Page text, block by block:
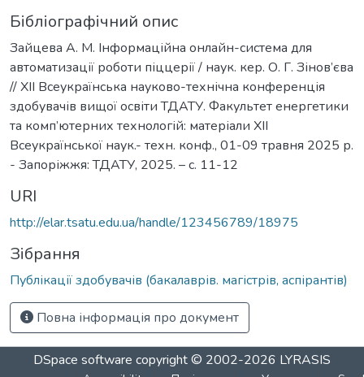
Бібліографічний опис
Зайцева А. М. Інформаційна онлайн-система для
автоматизації роботи піццерії / наук. кер. О. Г. Зінов’єва
// ХІІ Всеукраїнська науково-технічна конференція
здобувачів вищої освіти ТДАТУ. Факультет енергетики
та комп’ютерних технологій: матеріали ХІІ
Всеукраїнської наук.- техн. конф., 01-09 травня 2025 р.
- Запоріжжя: ТДАТУ, 2025. – с. 11-12
URI
http://elar.tsatu.edu.ua/handle/123456789/18975
Зібрання
Публікації здобувачів (бакалаврів. магістрів, аспірантів)
Повна інформація про документ
DSpace software copyright © 2002-2026 LYRASIS